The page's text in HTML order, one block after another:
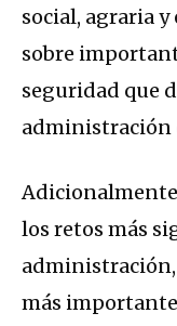
social, agraria
sobre
seguridad que
administración
los retos más
administración,
más